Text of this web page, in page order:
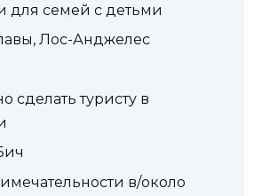
для семей с детьми
Лос-Анджелес
сделать туристу в
в/около